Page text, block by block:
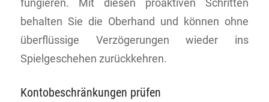
fungieren. Mit diesen proaktiven Schritten
behalten Sie die Oberhand und können ohne
überflüssige Verzögerungen wieder ins
Spielgeschehen zurückkehren.
Kontobeschränkungen prüfen